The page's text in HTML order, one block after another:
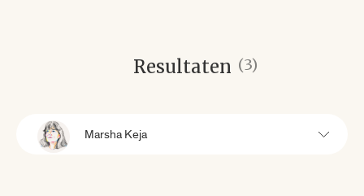
Resultaten (3)
Marsha Keja